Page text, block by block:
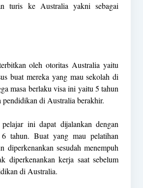
turis ke Australia yakni sebagai
oleh otoritas Australia yaitu
buat mereka yang mau sekolah di
masa berlaku visa ini yaitu 5 tahun
pendidikan di Australia berakhir.
ini dapat dijalankan dengan
tahun. Buat yang mau pelatihan
diperkenankan sesudah menempuh
diperkenankan kerja saat sebelum
di Australia.